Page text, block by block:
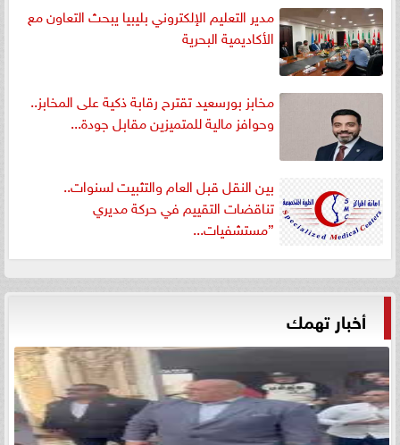
مدير التعليم الإلكتروني بليبيا يبحث التعاون مع
الأكاديمية البحرية
مخابز بورسعيد تقترح رقابة ذكية على المخابز..
وحوافز مالية للمتميزين مقابل جودة...
بين النقل قبل العام والتثبيت لسنوات..
تناقضات التقييم في حركة مديري
”مستشفيات...
أخبار تهمك